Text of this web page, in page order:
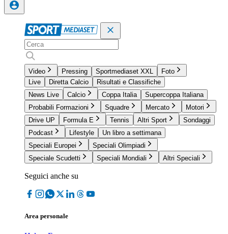
Video Pressing Sportmediaset XXL
Foto
Live
Diretta Calcio
Risultati e Classifiche
News Live
Calcio Coppa Italia
Supercoppa Italiana
Probabili Formazioni
Squadre Mercato
Motori
Drive UP
Formula E Tennis Altri Sport
Sondaggi
Podcast
Lifestyle
Un libro a settimana
Speciali Europei
Speciali Olimpiadi
Speciale Scudetti
Speciali Mondiali Altri Speciali
Seguici anche su
Area personale